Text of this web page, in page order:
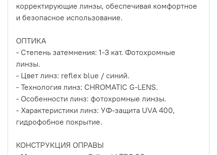
корректирующие линзы, обеспечивая комфортное
и безопасное использование.
ОПТИКА
- Степень затемнения: 1-3 кат. Фотохромные
линзы.
- Цвет линз: reflex blue / синий.
- Технология линз: CHROMATIC G-LENS.
- Особенности линз: фотохромные линзы.
- Характеристики линз: УФ-защита UVA 400,
гидрофобное покрытие.
КОНСТРУКЦИЯ ОПРАВЫ